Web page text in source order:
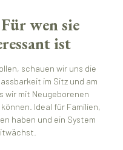
wen sie
ist
schauen wir uns die
im Sitz und am
wir mit Neugeborenen
Ideal für Familien,
haben und ein System